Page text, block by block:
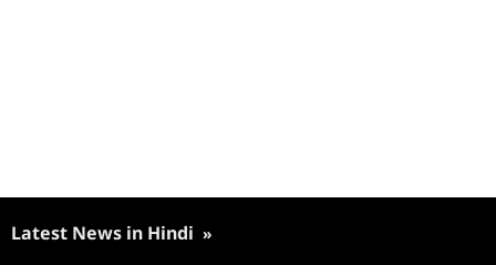
Latest News in Hindi »